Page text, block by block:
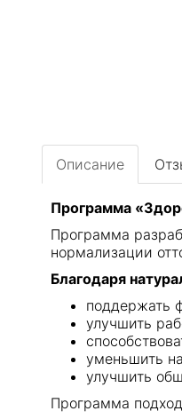
Описание
Программа
Программа
нормализации
Благодаря
поддержать
улучшить
уменьшить
улучшить
Программа